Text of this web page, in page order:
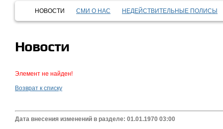
НОВОСТИ СМИ О НАС НЕДЕЙСТВИТЕЛЬНЫЕ ПОЛИСЫ
Новости
Элемент не найден!
Возврат к списку
Дата внесения изменений в разделе: 01.01.1970 03:00